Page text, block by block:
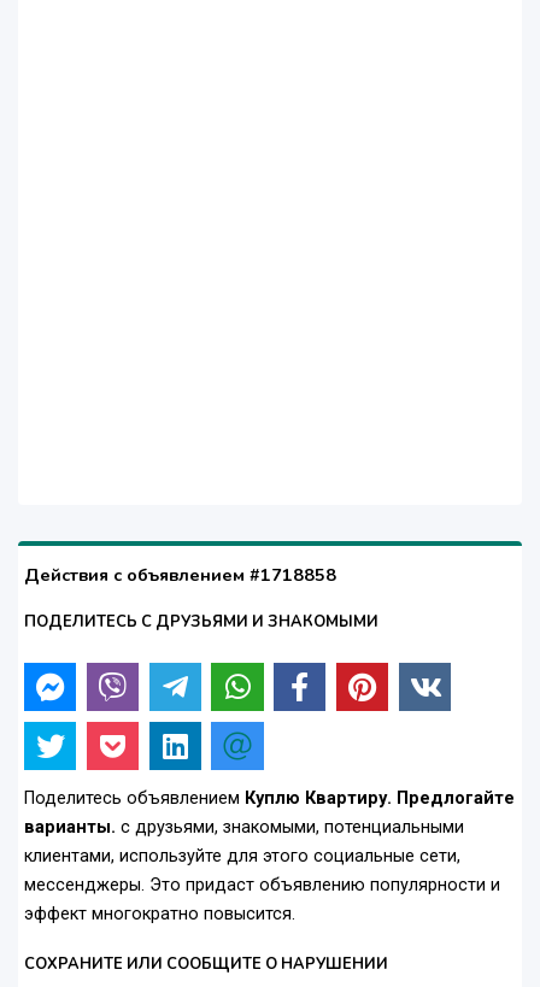
Действия с объявлением #1718858
ПОДЕЛИТЕСЬ С ДРУЗЬЯМИ И ЗНАКОМЫМИ
Поделитесь объявлением Куплю Квартиру. Предлогайте
варианты. с друзьями, знакомыми, потенциальными
клиентами, используйте для этого социальные сети,
мессенджеры. Это придаст объявлению популярности и
эффект многократно повысится.
СОХРАНИТЕ ИЛИ СООБЩИТЕ О НАРУШЕНИИ